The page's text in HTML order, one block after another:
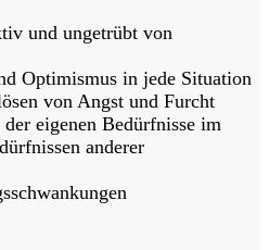
und ungetrübt von
Optimismus in jede Situation
von Angst und Furcht
eigenen Bedürfnisse im
anderer